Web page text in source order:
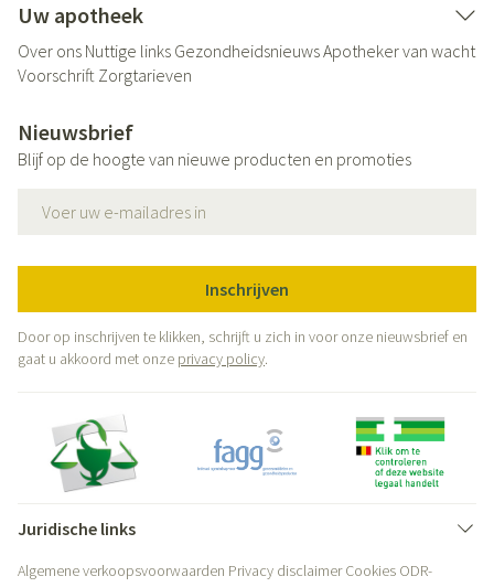
Uw apotheek
Over ons Nuttige links GezondheidsnieuwsApotheker van wacht
Voorschrift Zorgtarieven
Nieuwsbrief
Blijf op de hoogte van nieuwe producten en promoties
Inschrijven
Door op inschrijven te klikken, schrijft u zich in voor onze nieuwsbrief en
gaat u akkoord met onze privacy policy.
Juridische links
Algemene verkoopsvoorwaarden Privacy disclaimer Cookies ODR-